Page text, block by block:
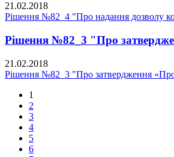
21.02.2018
Рішення №82_4 "Про надання дозволу
Рішення №82_3 "Про
21.02.2018
Рішення №82_3 "Про затвердження
1
2
3
4
5
6